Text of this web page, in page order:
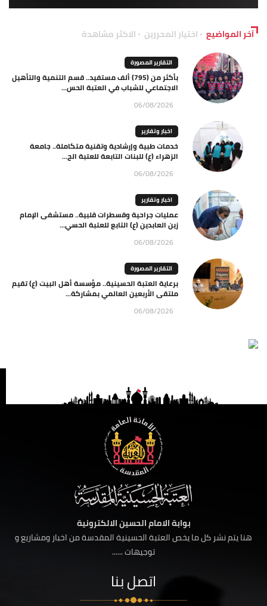
آخر المواضيع اختيار المحررين الاكثر مشاهدة
التقارير المصورة
بأكثر من (795) ألف مستفيد.. قسم التنمية والتأهيل
الاجتماعي للشباب في العتبة الحس...
06/08/2026
اخبار وتقارير
خدمات طبية وإرشادية وتقنية متكاملة.. جامعة
الزهراء (ع) للبنات التابعة للعتبة الح...
06/08/2026
اخبار وتقارير
عمليات جراحية وقسطرات قلبية.. مستشفى الإمام
زين العابدين (ع) التابع للعتبة الحسي...
06/08/2026
التقارير المصورة
برعاية العتبة الحسينية.. مؤسسة أهل البيت (ع) تقيم
ملتقى الأربعين العالمي بمشاركة...
06/08/2026
بوابة الامام الحسين الالكترونية
هنا يتم نشر كل ما يخص العتبة الحسينية المقدسة من اخبار ومشاريع و
توجيهات ......
اتصل بنا